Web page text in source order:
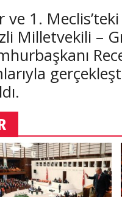
ve 1.
Milletvekili –
Yorumu
(21 Mart - 20
Koç